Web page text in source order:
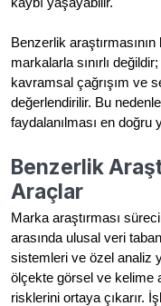
Benzerlik
markalarla sınırlı
kavramsal çağrışım ve
değerlendirilir. Bu
faydalanılması en doğru
Benzerlik
Araçlar
Marka araştırması
arasında ulusal veri
sistemleri ve özel analiz
ölçekte görsel ve kelime
risklerini ortaya çıkarır.